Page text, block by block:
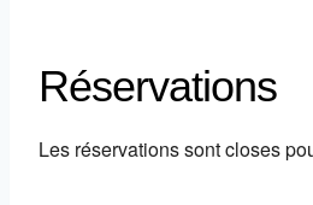
Réservations
Les réservations sont closes